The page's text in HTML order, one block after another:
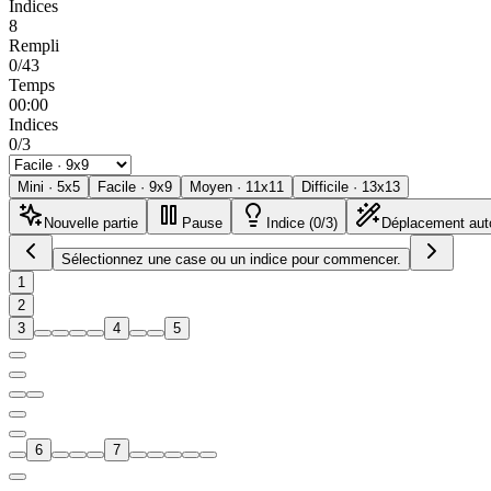
Indices
8
Rempli
0/43
Temps
00:00
Indices
0/3
Mini · 5x5 Facile · 9x9 Moyen · 11x11 Difficile · 13x13
Nouvelle partie Pause Indice (0/3) Déplacement
Sélectionnez une case ou un indice pour commencer.
1
2
3
4 5
6 7